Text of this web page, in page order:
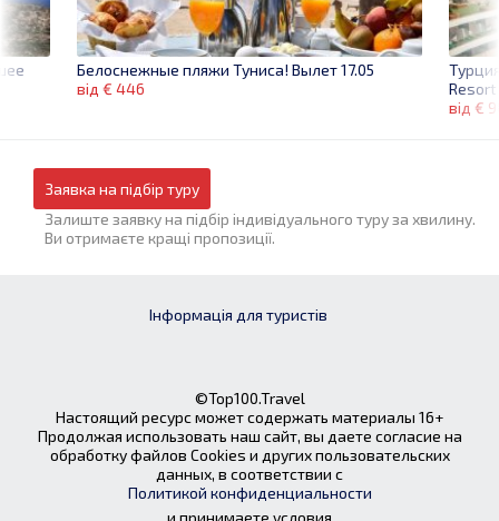
від €
Белоснежные пляжи Туниса! Вылет 17.05
від € 446
Заявка на підбір туру
Залиште заявку на підбір індивідуального туру за хвилину.
Ви отримаєте кращі пропозиції.
Інформація для туристів
©Top100.Travel
Настоящий ресурс может содержать материалы 16+
Продолжая использовать наш сайт, вы даете согласие на
обработку файлов Cookies и других пользовательских
данных, в соответствии с
Политикой конфиденциальности
и принимаете условия